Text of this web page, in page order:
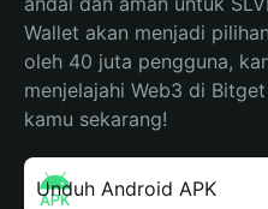
Wallet akan menjadi
oleh 40 juta pengguna,
menjelajahi Web3 di
kamu sekarang!
Unduh Android APK